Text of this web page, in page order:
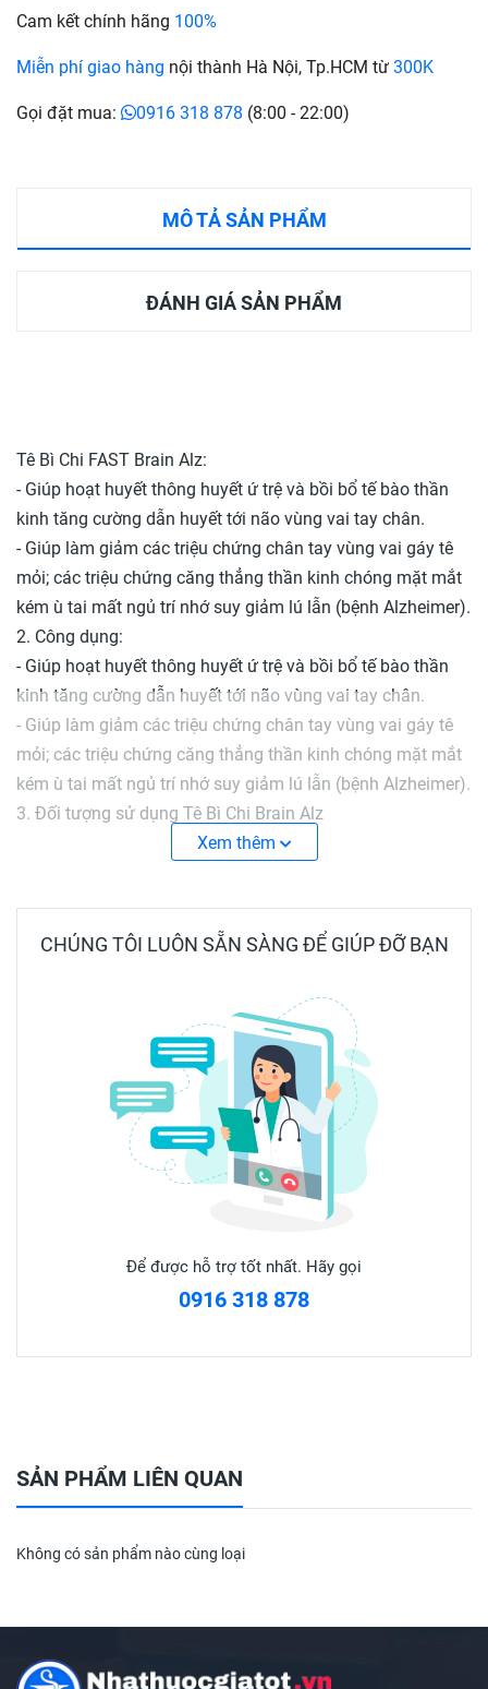
Cam kết chính hãng 100%
Miễn phí giao hàng nội thành Hà Nội, Tp.HCM từ 300K
Gọi đặt mua: 0916 318 878 (8:00 - 22:00)
MÔ TẢ SẢN PHẨM
ĐÁNH GIÁ SẢN PHẨM
Tê Bì Chi FAST Brain Alz:
- Giúp hoạt huyết thông huyết ứ trệ và bồi bổ tế bào thần
kinh tăng cường dẫn huyết tới não vùng vai tay chân.
- Giúp làm giảm các triệu chứng chân tay vùng vai gáy tê
mỏi; các triệu chứng căng thẳng thần kinh chóng mặt mắt
kém ù tai mất ngủ trí nhớ suy giảm lú lẫn (bệnh Alzheimer).
2. Công dụng:
- Giúp hoạt huyết thông huyết ứ trệ và bồi bổ tế bào thần
kinh tăng cường dẫn huyết tới não vùng vai tay chân.
- Giúp làm giảm các triệu chứng chân tay vùng vai gáy tê
mỏi; các triệu chứng căng thẳng thần kinh chóng mặt mắt
kém ù tai mất ngủ trí nhớ suy giảm lú lẫn (bệnh Alzheimer).
3. Đối tượng sử dụng Tê Bì Chi Brain Alz
- Người làm việc trí óc nhiều, người lớn tuổi bị suy giảm trí
vai gáy..
- Uống sau bữa ăn và uống kèm nhiều nước.
Sản phẩm này không phải là thuốc và không có tác dụng
thay thế thuốc chữa bệnh.
#tebichi #tenhucchi #giamtebichi #tamduoc
Xem thêm
CHÚNG TÔI LUÔN SẴN SÀNG ĐỂ GIÚP ĐỠ BẠN
Để được hỗ trợ tốt nhất. Hãy gọi
0916 318 878
SẢN PHẨM LIÊN QUAN
Không có sản phẩm nào cùng loại